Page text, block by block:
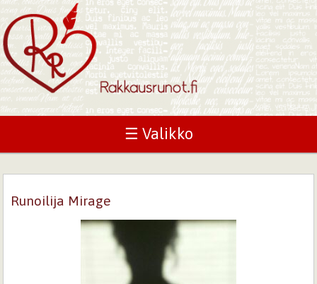
☰ Valikko
Runoilija Mirage